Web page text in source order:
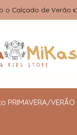
o Calçado de Verão
PRIMAVERA/VERÃO